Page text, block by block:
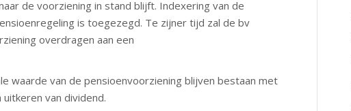
de voorziening in stand blijft. Indexering van de
is toegezegd. Te zijner tijd zal de bv
overdragen aan een
waarde van de pensioenvoorziening blijven bestaan met
van dividend.